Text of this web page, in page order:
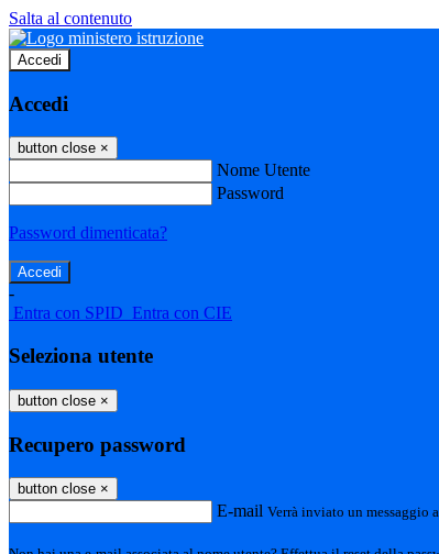
Salta al contenuto
Accedi
Accedi
button close ×
Nome Utente
Password
Password dimenticata?
-
Entra con SPID Entra con CIE
Seleziona utente
button close ×
Recupero password
button close ×
E-mail Verrà inviato un messaggio